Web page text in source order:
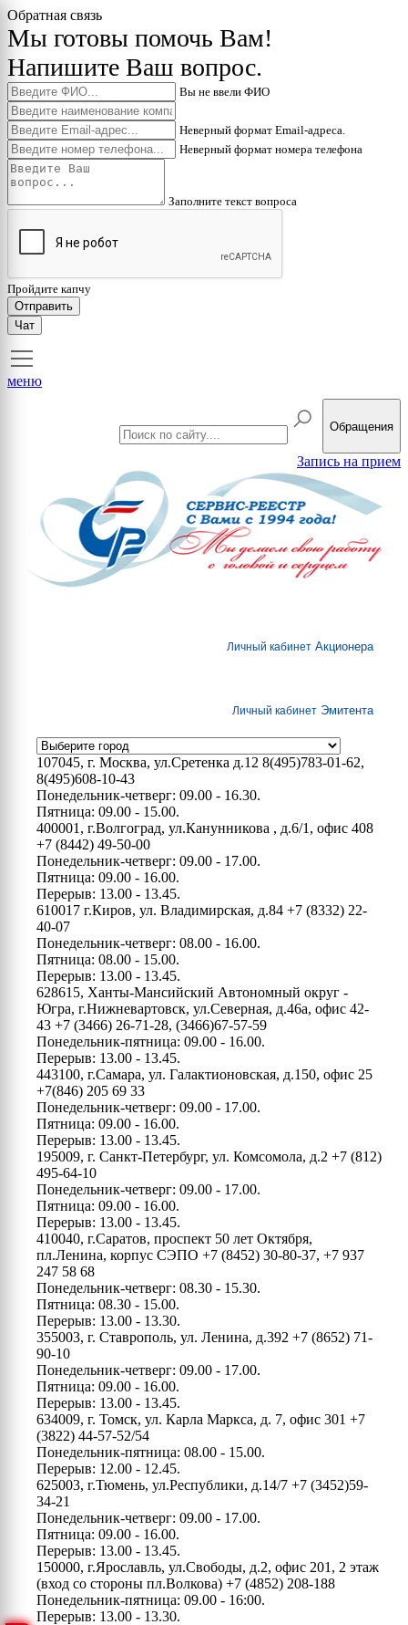
Обратная связь
Мы готовы помочь Вам!
Напишите Ваш вопрос.
Вы не ввели ФИО
Неверный формат Email-адреса.
Неверный формат номера телефона
Заполните текст вопроса
Пройдите капчу
Отправить
Чат
меню
Обращения
Запись на прием
Личный кабинет Акционера
Личный кабинет Эмитента
107045, г. Москва, ул.Сретенка д.12 8(495)783-01-62,
8(495)608-10-43
Понедельник-четверг: 09.00 - 16.30.
Пятница: 09.00 - 15.00.
400001, г.Волгоград, ул.Канунникова , д.6/1, офис 408
+7 (8442) 49-50-00
Понедельник-четверг: 09.00 - 17.00.
Пятница: 09.00 - 16.00.
Перерыв: 13.00 - 13.45.
610017 г.Киров, ул. Владимирская, д.84 +7 (8332) 22-
40-07
Понедельник-четверг: 08.00 - 16.00.
Пятница: 08.00 - 15.00.
Перерыв: 13.00 - 13.45.
628615, Ханты-Мансийский Автономный округ -
Югра, г.Нижневартовск, ул.Северная, д.46а, офис 42-
43 +7 (3466) 26-71-28, (3466)67-57-59
Понедельник-пятница: 09.00 - 16.00.
Перерыв: 13.00 - 13.45.
443100, г.Самара, ул. Галактионовская, д.150, офис 25
+7(846) 205 69 33
Понедельник-четверг: 09.00 - 17.00.
Пятница: 09.00 - 16.00.
Перерыв: 13.00 - 13.45.
195009, г. Санкт-Петербург, ул. Комсомола, д.2 +7 (812)
495-64-10
Понедельник-четверг: 09.00 - 17.00.
Пятница: 09.00 - 16.00.
Перерыв: 13.00 - 13.45.
410040, г.Саратов, проспект 50 лет Октября,
пл.Ленина, корпус СЭПО +7 (8452) 30-80-37, +7 937
247 58 68
Понедельник-четверг: 08.30 - 15.30.
Пятница: 08.30 - 15.00.
Перерыв: 13.00 - 13.30.
355003, г. Ставрополь, ул. Ленина, д.392 +7 (8652) 71-
90-10
Понедельник-четверг: 09.00 - 17.00.
Пятница: 09.00 - 16.00.
Перерыв: 13.00 - 13.45.
634009, г. Томск, ул. Карла Маркса, д. 7, офис 301 +7
(3822) 44-57-52/54
Понедельник-пятница: 08.00 - 15.00.
Перерыв: 12.00 - 12.45.
625003, г.Тюмень, ул.Республики, д.14/7 +7 (3452)59-
34-21
Понедельник-четверг: 09.00 - 17.00.
Пятница: 09.00 - 16.00.
Перерыв: 13.00 - 13.45.
150000, г.Ярославль, ул.Свободы, д.2, офис 201, 2 этаж
(вход со стороны пл.Волкова) +7 (4852) 208-188
Понедельник-пятница: 09.00 - 16:00.
Перерыв: 13.00 - 13.30.